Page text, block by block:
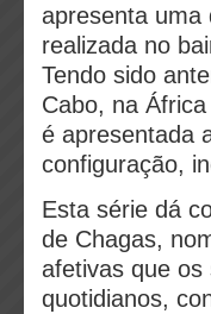
apresenta uma
realizada no
Tendo sido
Cabo, na
é apresentada
configuração,
Esta série dá
de Chagas,
afetivas que os
quotidianos,